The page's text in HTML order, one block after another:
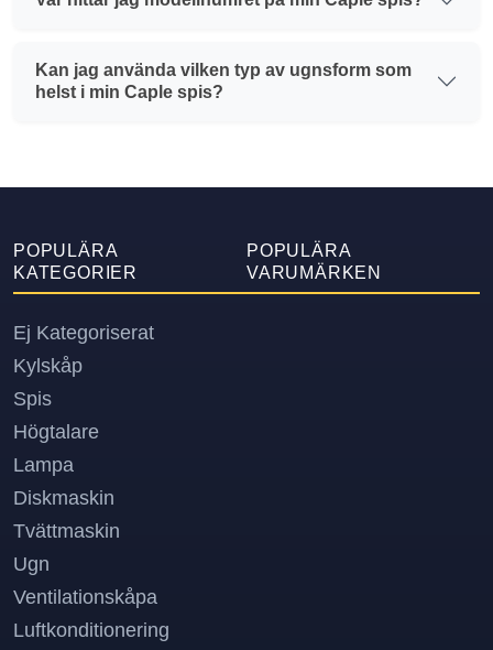
Kan jag använda vilken typ av ugnsform som
helst i min Caple spis?
POPULÄRA
KATEGORIER
Ej Kategoriserat
Kylskåp
Spis
Högtalare
Lampa
Diskmaskin
Tvättmaskin
Ugn
Ventilationskåpa
Luftkonditionering
POPULÄRA
VARUMÄRKEN